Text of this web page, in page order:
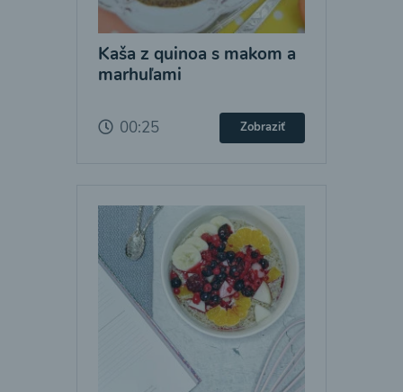
Kaša z quinoa s makom a
marhuľami
00:25 Zobraziť